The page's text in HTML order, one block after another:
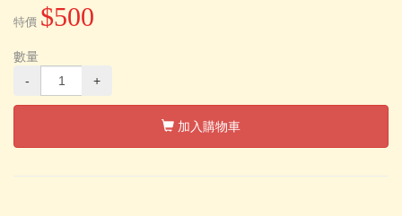
特價 $500
數量
-
+
加入購物車